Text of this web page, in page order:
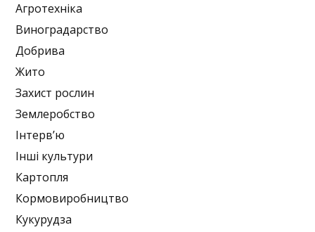
Агротехніка
Виноградарство
Добрива
Жито
Захист рослин
Землеробство
Інтерв’ю
Інші культури
Картопля
Кормовиробництво
Кукурудза